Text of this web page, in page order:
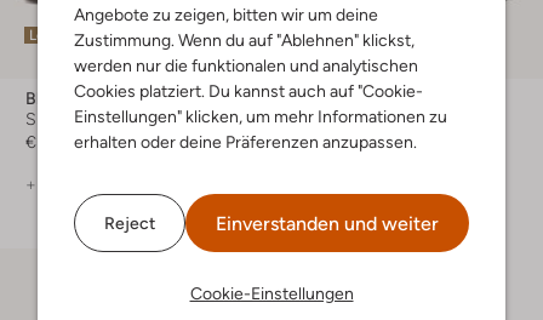
Angebote zu zeigen, bitten wir um deine
Zustimmung. Wenn du auf "Ablehnen" klickst,
werden nur die funktionalen und analytischen
Cookies platziert. Du kannst auch auf "Cookie-
Einstellungen" klicken, um mehr Informationen zu
erhalten oder deine Präferenzen anzupassen.
Reject Einverstanden und weiter
Cookie-Einstellungen
Letzte Größen
Blackstone
Sneaker High
€ 169,95
+ mehr farben
Blackstone
Sneaker High
€ 199,95